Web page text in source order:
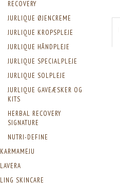
RECOVERY
JURLIQUE ØJENCREME
JURLIQUE KROPSPLEJE
JURLIQUE HÅNDPLEJE
JURLIQUE SPECIALPLEJE
JURLIQUE SOLPLEJE
JURLIQUE GAVEÆSKER OG
KITS
HERBAL RECOVERY
SIGNATURE
NUTRI-DEFINE
KARMAMEJU
LAVERA
LING SKINCARE